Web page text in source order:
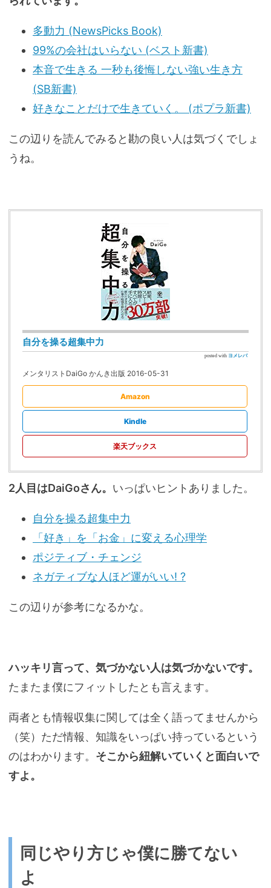
多動力 (NewsPicks Book)
99%の会社はいらない (ベスト新書)
本音で生きる 一秒も後悔しない強い生き方
(SB新書)
好きなことだけで生きていく。 (ポプラ新書)
この辺りを読んでみると勘の良い人は気づくでしょ
うね。
自分を操る超集中力
posted with ヨメレバ
メンタリストDaiGo かんき出版 2016-05-31
Amazon
Kindle
楽天ブックス
2人目はDaiGoさん。 いっぱいヒントありました。
自分を操る超集中力
「好き」を「お金」に変える心理学
ポジティブ・チェンジ
ネガティブな人ほど運がいい! ?
この辺りが参考になるかな。
ハッキリ言って、気づかない人は気づかないです。
たまたま僕にフィットしたとも言えます。
両者とも情報収集に関しては全く語ってませんから
（笑）ただ情報、知識をいっぱい持っているという
のはわかります。 そこから紐解いていくと面白いで
すよ。
同じやり方じゃ僕に勝てない
よ